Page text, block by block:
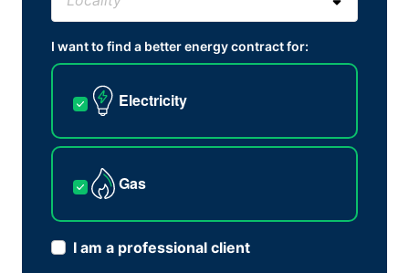
I want to find a better energy contract for:
Electricity
Gas
I am a professional client